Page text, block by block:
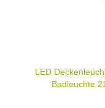
LED
Badleuchte